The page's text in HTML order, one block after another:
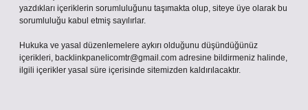
yazdıkları içeriklerin sorumluluğunu taşımakta olup, siteye üye olarak bu
sorumluluğu kabul etmiş sayılırlar.
Hukuka ve yasal düzenlemelere aykırı olduğunu düşündüğünüz
içerikleri, backlinkpanelicomtr@gmail.com adresine bildirmeniz halinde,
ilgili içerikler yasal süre içerisinde sitemizden kaldırılacaktır.